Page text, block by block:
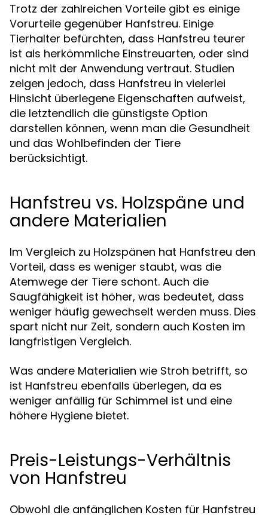
Trotz der zahlreichen Vorteile gibt es einige
Vorurteile gegenüber Hanfstreu. Einige
Tierhalter befürchten, dass Hanfstreu teurer
ist als herkömmliche Einstreuarten, oder sind
nicht mit der Anwendung vertraut. Studien
zeigen jedoch, dass Hanfstreu in vielerlei
Hinsicht überlegene Eigenschaften aufweist,
die letztendlich die günstigste Option
darstellen können, wenn man die Gesundheit
und das Wohlbefinden der Tiere
berücksichtigt.
Hanfstreu vs. Holzspäne und
andere Materialien
Im Vergleich zu Holzspänen hat Hanfstreu den
Vorteil, dass es weniger staubt, was die
Atemwege der Tiere schont. Auch die
Saugfähigkeit ist höher, was bedeutet, dass
weniger häufig gewechselt werden muss. Dies
spart nicht nur Zeit, sondern auch Kosten im
langfristigen Vergleich.
Was andere Materialien wie Stroh betrifft, so
ist Hanfstreu ebenfalls überlegen, da es
weniger anfällig für Schimmel ist und eine
höhere Hygiene bietet.
Preis-Leistungs-Verhältnis
von Hanfstreu
Obwohl die anfänglichen Kosten für Hanfstreu